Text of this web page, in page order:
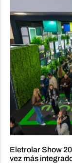
Eletrolar Show
vez más